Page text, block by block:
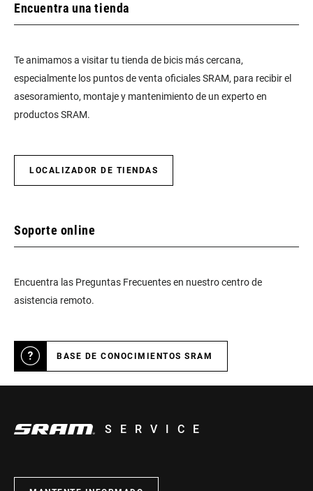
Encuentra una tienda
Te animamos a visitar tu tienda de bicis más cercana,
especialmente los puntos de venta oficiales SRAM, para recibir el
asesoramiento, montaje y mantenimiento de un experto en
productos SRAM.
LOCALIZADOR DE TIENDAS
Soporte online
Encuentra las Preguntas Frecuentes en nuestro centro de
asistencia remoto.
BASE DE CONOCIMIENTOS SRAM
SERVICE